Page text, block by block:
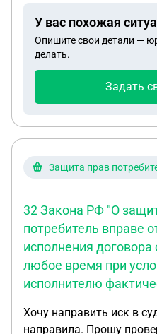
У вас похожая
Опишите свои детали —
делать.
Задать
Защита прав
32 Закона РФ "О
потребитель вправе
исполнения договора
любое время при
исполнителю
Хочу направить иск в
направила. Прошу